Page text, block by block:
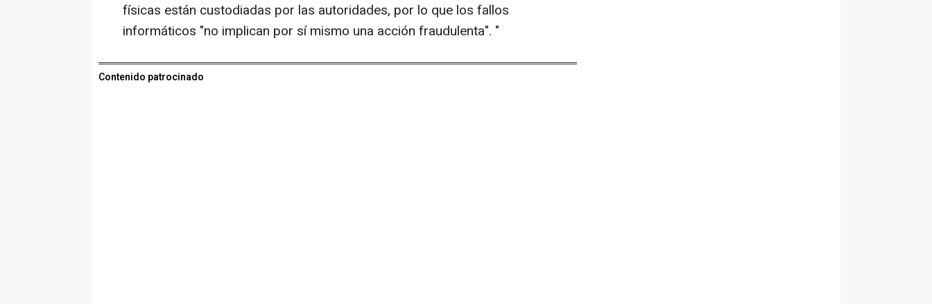
físicas están custodiadas por las autoridades, por lo que los fallos
informáticos "no implican por sí mismo una acción fraudulenta". "
Contenido patrocinado